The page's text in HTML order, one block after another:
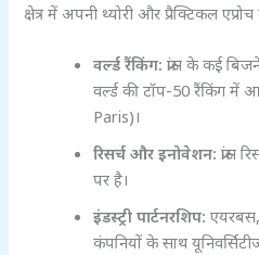
क्षेत्र में अपनी थ्योरी और प्रैक्टिकल
वर्ल्ड रैंकिंग: फ्रांस के कई
वर्ल्ड की टॉप-50 रैंकिंग में
Paris)।
रिसर्च और इनोवेशन: फ्रांस
पर है।
इंडस्ट्री पार्टनरशिप:
कंपनियों के साथ